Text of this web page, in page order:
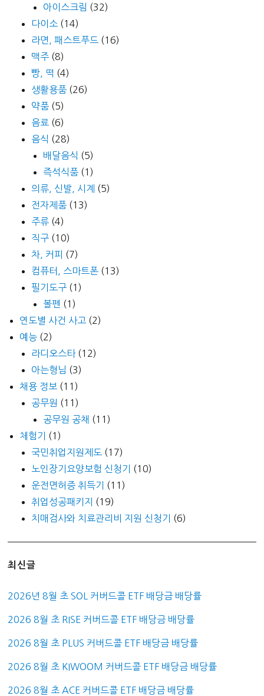
아이스크림 (32)
다이소 (14)
라면, 패스트푸드 (16)
맥주 (8)
빵, 떡 (4)
생활용품 (26)
약품 (5)
음료 (6)
음식 (28)
배달음식 (5)
즉석식품 (1)
의류, 신발, 시계
(5)
전자제품 (13)
주류 (4)
직구 (10)
차, 커피 (7)
컴퓨터, 스마트폰 (13)
필기도구 (1)
볼펜 (1)
연도별 사건 사고 (2)
예능 (2)
라디오스타(12)
아는형님 (3)
채용 정보 (11)
공무원 (11)
공무원 공채 (11)
체험기
(1)
국민취업지원제도 (17)
노인장기요양보험 신청기
(10)
운전면허증 취득기
(11)
취업성공패키지
(19)
치매검사와 치료관리비 지원 신청기
(6)
최신글
2026년 8월 초 SOL 커버드콜 ETF 배당금 배당률
2026 8월 초 RISE 커버드콜 ETF 배당금 배당률
2026 8월 초 PLUS 커버드콜 ETF 배당금 배당률
2026 8월 초 KIWOOM 커버드콜 ETF 배당금 배당률
2026 8월 초 ACE 커버드콜 ETF 배당금 배당률